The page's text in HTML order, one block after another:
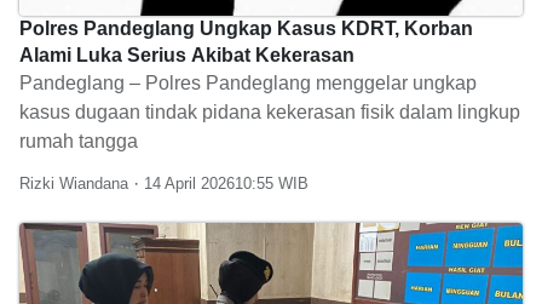
Polres Pandeglang Ungkap Kasus KDRT, Korban
Alami Luka Serius Akibat Kekerasan
Pandeglang – Polres Pandeglang menggelar ungkap
kasus dugaan tindak pidana kekerasan fisik dalam lingkup
rumah tangga
Rizki Wiandana 14 April 202610:55